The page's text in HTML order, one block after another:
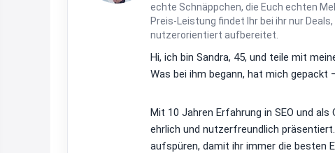
echte Schnäppchen, die Euch echten
Preis-Leistung findet Ihr bei ihr nur
nutzerorientiert aufbereitet.
Hi, ich bin Sandra, 45, und teile mit
Was bei ihm begann, hat mich
Mit 10 Jahren Erfahrung in SEO und
ehrlich und nutzerfreundlich
aufspüren, damit ihr immer die besten